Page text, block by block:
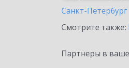
Санкт-Петербург
Смотрите также:
Партнеры в